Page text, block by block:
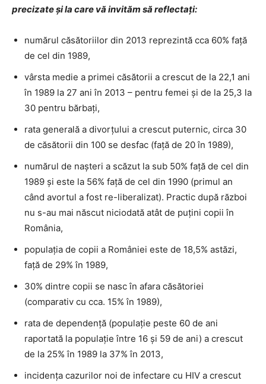
precizate și la care vă invităm să reflectați:
numărul căsătoriilor din 2013 reprezintă cca 60% față
de cel din 1989,
vârsta medie a primei căsătorii a crescut de la 22,1 ani
în 1989 la 27 ani în 2013 – pentru femei și de la 25,3 la
30 pentru bărbați,
rata generală a divorțului a crescut puternic, circa 30
de căsătorii din 100 se desfac (față de 20 în 1989),
numărul de nașteri a scăzut la sub 50% față de cel din
1989 și este la 56% față de cel din 1990 (primul an
când avortul a fost re-liberalizat). Practic după război
nu s-au mai născut niciodată atât de puțini copii în
România,
populația de copii a României este de 18,5% astăzi,
față de 29% în 1989,
30% dintre copii se nasc în afara căsătoriei
(comparativ cu cca. 15% în 1989),
rata de dependență (populație peste 60 de ani
raportată la populație între 16 și 59 de ani) a crescut
de la 25% în 1989 la 37% în 2013,
incidența cazurilor noi de infectare cu HIV a crescut